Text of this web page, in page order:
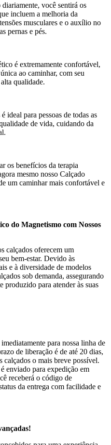
você sentirá os
incluem a melhoria da
musculares e o auxílio no
pernas e pés.
é extremamente confortável,
ao caminhar, com seu
qualidade.
ideal para pessoas de todas as
de vida, cuidando da
os benefícios da terapia
mesmo nosso Calçado
um caminhar mais confortável e
do Magnetismo com Nossos
calçados oferecem um
bem-estar. Devido às
e à diversidade de modelos
sob demanda, assegurando
produzido para atender às suas
para nossa linha de
de liberação é de até 20 dias,
calçados o mais breve possível.
enviado para expedição em
receberá o código de
da entrega com facilidade e